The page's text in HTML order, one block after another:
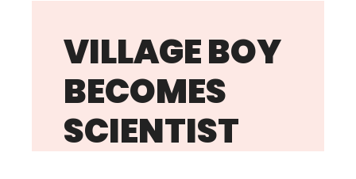
VILLAGE BOY
BECOMES
SCIENTIST